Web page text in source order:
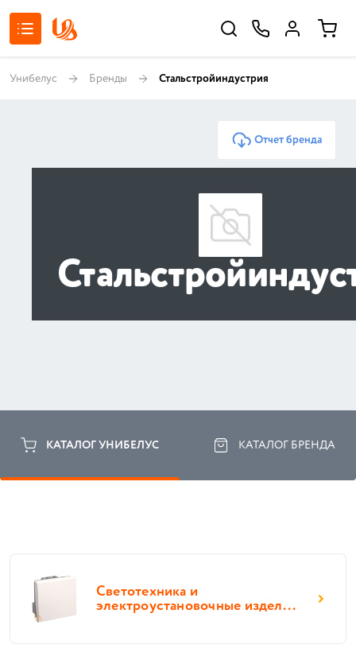
Унибелус Бренды Стальстройиндустрия
Отчет бренда
КАТАЛОГ УНИБЕЛУС КАТАЛОГ БРЕНДА
Светотехника и
электроустановочные издел...